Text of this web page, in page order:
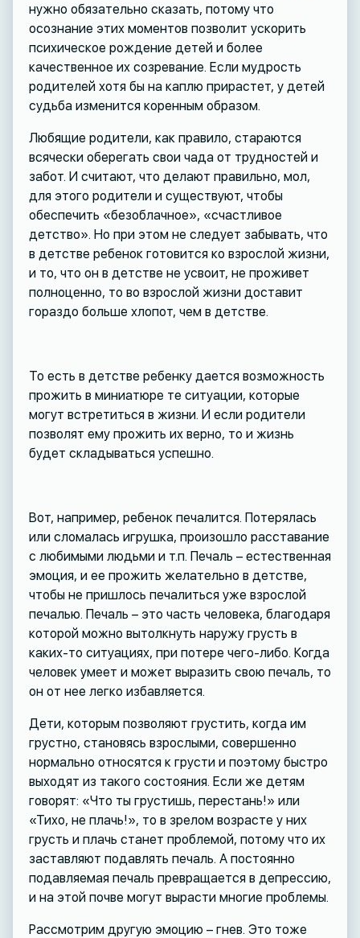
нужно обязательно сказать, потому что
осознание этих моментов позволит ускорить
психическое рождение детей и более
качественное их созревание. Если мудрость
родителей хотя бы на каплю прирастет, у детей
судьба изменится коренным образом.
Любящие родители, как правило, стараются
всячески оберегать свои чада от трудностей и
забот. И считают, что делают правильно, мол,
для этого родители и существуют, чтобы
обеспечить «безоблачное», «счастливое
детство». Но при этом не следует забывать, что
в детстве ребенок готовится ко взрослой жизни,
и то, что он в детстве не усвоит, не проживет
полноценно, то во взрослой жизни доставит
гораздо больше хлопот, чем в детстве.
То есть в детстве ребенку дается возможность
прожить в миниатюре те ситуации, которые
могут встретиться в жизни. И если родители
позволят ему прожить их верно, то и жизнь
будет складываться успешно.
Вот, например, ребенок печалится. Потерялась
или сломалась игрушка, произошло расставание
с любимыми людьми и т.п. Печаль – естественная
эмоция, и ее прожить желательно в детстве,
чтобы не пришлось печалиться уже взрослой
печалью. Печаль – это часть человека, благодаря
которой можно вытолкнуть наружу грусть в
каких-то ситуациях, при потере чего-либо. Когда
человек умеет и может выразить свою печаль, то
он от нее легко избавляется.
Дети, которым позволяют грустить, когда им
грустно, становясь взрослыми, совершенно
нормально относятся к грусти и поэтому быстро
выходят из такого состояния. Если же детям
говорят: «Что ты грустишь, перестань!» или
«Тихо, не плачь!», то в зрелом возрасте у них
грусть и плачь станет проблемой, потому что их
заставляют подавлять печаль. А постоянно
подавляемая печаль превращается в депрессию,
и на этой почве могут вырасти многие проблемы.
Рассмотрим другую эмоцию – гнев. Это тоже